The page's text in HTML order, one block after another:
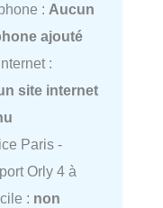
: Aucun
ajouté
:
site internet
Paris -
Orly 4 à
: non